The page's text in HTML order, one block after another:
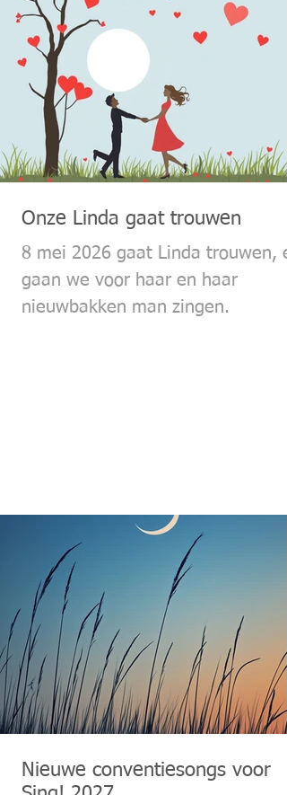
Onze Linda gaat trouwen
8 mei 2026 gaat Linda trouwen,
gaan we voor haar en haar
nieuwbakken man zingen.
Nieuwe conventiesongs voor